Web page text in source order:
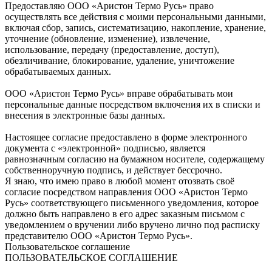
Предоставляю ООО «Аристон Термо Русь» право
осуществлять все действия с моими персональными данными,
включая сбор, запись, систематизацию, накопление, хранение,
уточнение (обновление, изменение), извлечение,
использование, передачу (предоставление, доступ),
обезличивание, блокирование, удаление, уничтожение
обрабатываемых данных.
ООО «Аристон Термо Русь» вправе обрабатывать мои
персональные данные посредством включения их в списки и
внесения в электронные базы данных.
Настоящее согласие предоставлено в форме электронного
документа с «электронной» подписью, является
равнозначным согласию на бумажном носителе, содержащему
собственноручную подпись, и действует бессрочно.
Я знаю, что имею право в любой момент отозвать своё
согласие посредством направления ООО «Аристон Термо
Русь» соответствующего письменного уведомления, которое
должно быть направлено в его адрес заказным письмом с
уведомлением о вручении либо вручено лично под расписку
представителю ООО «Аристон Термо Русь».
Пользовательское соглашение
ПОЛЬЗОВАТЕЛЬСКОЕ СОГЛАШЕНИЕ